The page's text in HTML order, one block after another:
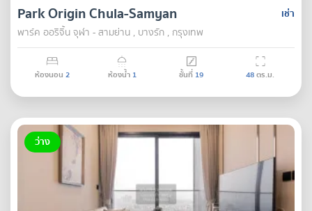
เช่า
Park Origin Chula-Samyan
พาร์ค ออริจิ้น จุฬา - สามย่าน , บางรัก , กรุงเทพ
ห้องนอน 2 ห้องน้ำ 1 ชั้นที่ 19 48ตร.ม.
ว่าง